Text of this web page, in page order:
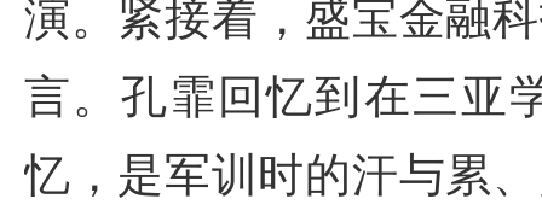
演。紧接着，盛宝金融
言。孔霏回忆到在三亚
忆，是军训时的汗与累